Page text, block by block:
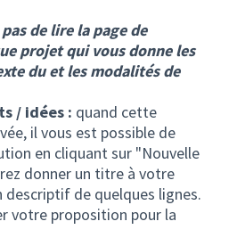
de lire la page de
projet qui vous donne les
du et les modalités de
/ idées : quand cette
il vous est possible de
en cliquant sur "Nouvelle
donner un titre à votre
de quelques lignes.
votre proposition pour la